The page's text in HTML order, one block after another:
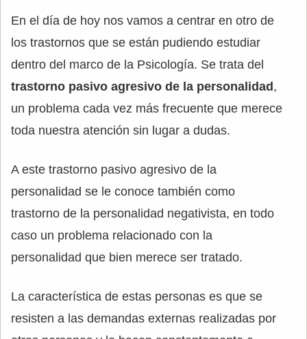
En el día de hoy nos vamos a centrar en otro de
los trastornos que se están pudiendo estudiar
dentro del marco de la Psicología. Se trata del
trastorno pasivo agresivo de la personalidad ,
un problema cada vez más frecuente que merece
toda nuestra atención sin lugar a dudas.
A este trastorno pasivo agresivo de la
personalidad se le conoce también como
trastorno de la personalidad negativista, en todo
caso un problema relacionado con la
personalidad que bien merece ser tratado.
La característica de estas personas es que se
resisten a las demandas externas realizadas por